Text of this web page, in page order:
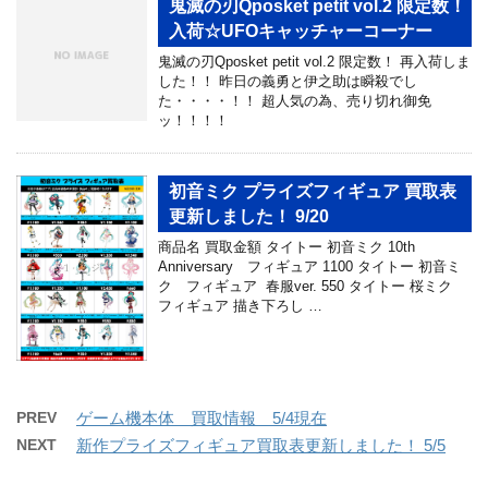
鬼滅の刃Qposket petit vol.2 限定数！
入荷☆UFOキャッチャーコーナー
鬼滅の刃Qposket petit vol.2 限定数！ 再入荷しま
した！！ 昨日の義勇と伊之助は瞬殺でし
た・・・・！！ 超人気の為、売り切れ御免
ッ！！！！
初音ミク プライズフィギュア 買取表
更新しました！ 9/20
商品名 買取金額 タイトー 初音ミク 10th
Anniversary フィギュア 1100 タイトー 初音ミ
ク フィギュア 春服ver. 550 タイトー 桜ミク
フィギュア 描き下ろし …
PREV ゲーム機本体 買取情報 5/4現在
NEXT 新作プライズフィギュア買取表更新しました！ 5/5